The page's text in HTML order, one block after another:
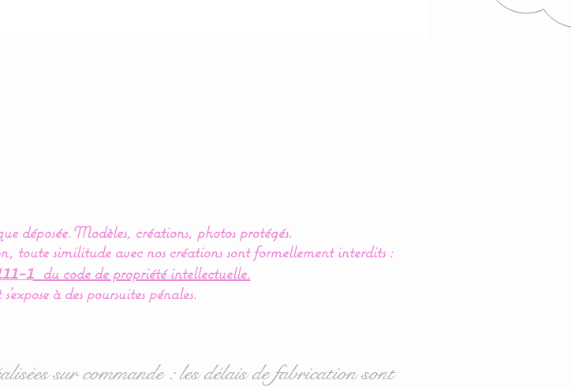
déposée. Modèles, créations, photos protégés.
similitude avec nos créations sont formellement interdits :
1
du code de propriété intellectuelle.
à des poursuites pénales.
sur commande : les délais de fabrication sont